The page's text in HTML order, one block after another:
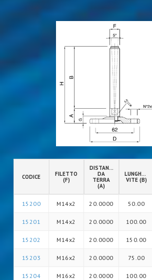
CODICE
FILETTO
(F)
DISTANZA
DA
TERRA
(A)
LUNGHEZZA
VITE (B)
15200 M14x2 20.0000 50.00
15201 M14x2 20.0000 100.00
15202 M14x2 20.0000 150.00
15203 M16x2 20.0000 75.00
15204 M16x2 20.0000 100.00